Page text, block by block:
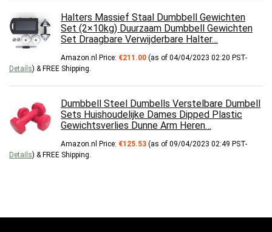
Halters Massief Staal Dumbbell Gewichten
Set (2×10kg) Duurzaam Dumbbell Gewichten
Set Draagbare Verwijderbare Halter…
Amazon.nl Price: €211.00 (as of 04/04/2023 02:20 PST-
Details) & FREE Shipping.
Dumbbell Steel Dumbells Verstelbare Dumbell
Sets Huishoudelijke Dames Dipped Plastic
Gewichtsverlies Dunne Arm Heren…
Amazon.nl Price: €125.53 (as of 09/04/2023 02:49 PST-
Details) & FREE Shipping.